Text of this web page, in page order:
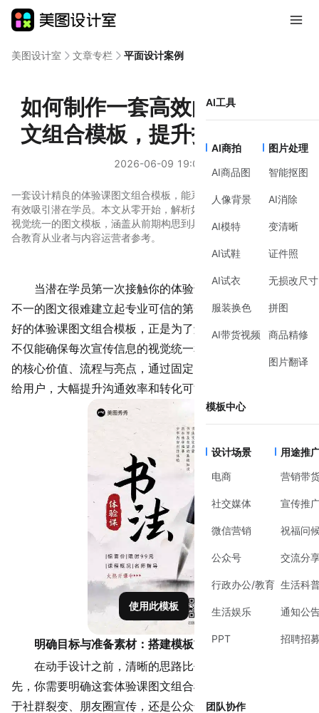
AI工具
AI商拍
AI商品图
人像背景
AI模特
AI试鞋
AI试衣
服装换色
AI带货视频
图片处理
智能抠图
AI消除
变清晰
证件照
无损改尺寸
拼图
商品精修
图片翻译
模板中心
设计场景
电商
社交媒体
微信营销
公众号
行政办公/教育
生活娱乐
PPT
用途推
营销带
宣传推
祝福问
交流分
生活科
通知公
招聘招
团队协作
美图设计室 文章专栏 平面设计案例
如何制作一套高效的体验课图
文组合模板，提升招生转化率
2026-06-09 19:01
一套设计精良的体验课图文组合模板，能系统化地展示课程价值，
有效吸引潜在学员。本文从零开始，解析如何构建一个逻辑清晰、
视觉统一的图文模板，涵盖从前期构思到具体制作的完整流程，适
合教育从业者与内容运营者参考。
当潜在学员第一次接触你的体验课信息时，散乱、风格
不一的图文很难建立起专业可信的第一印象。一套预先设计
好的体验课图文组合模板，正是为了解决这个问题而生。它
不仅能确保每次宣传信息的视觉统一和专业度，更能将课程
的核心价值、流程与亮点 ，通过固定的图文结构清晰地传递
给用户，大幅提升沟通效率和转化可能性。
使用此模板
明确目标与准备素材：搭建模板前的思考
在动手设计之前，清晰的思路比任何工具都重要。首
先，你需要明确这套体验课图文组合模板的核心用途：是用
于社群裂变、朋友圈宣传，还是公众号推文？不同的场景决